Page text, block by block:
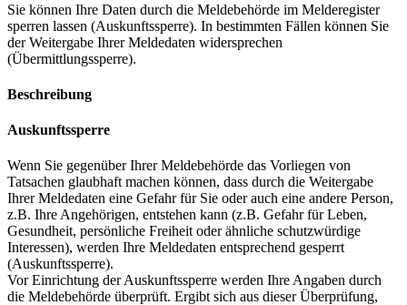
Sie können Ihre Daten durch die Meldebehörde im Melderegister
sperren lassen (Auskunftssperre). In bestimmten Fällen können Sie
der Weitergabe Ihrer Meldedaten widersprechen
(Übermittlungssperre).
Beschreibung
Auskunftssperre
Wenn Sie gegenüber Ihrer Meldebehörde das Vorliegen von
Tatsachen glaubhaft machen können, dass durch die Weitergabe
Ihrer Meldedaten eine Gefahr für Sie oder auch eine andere Person,
z.B. Ihre Angehörigen, entstehen kann (z.B. Gefahr für Leben,
Gesundheit, persönliche Freiheit oder ähnliche schutzwürdige
Interessen), werden Ihre Meldedaten entsprechend gesperrt
(Auskunftssperre).
Vor Einrichtung der Auskunftssperre werden Ihre Angaben durch
die Meldebehörde überprüft. Ergibt sich aus dieser Überprüfung,